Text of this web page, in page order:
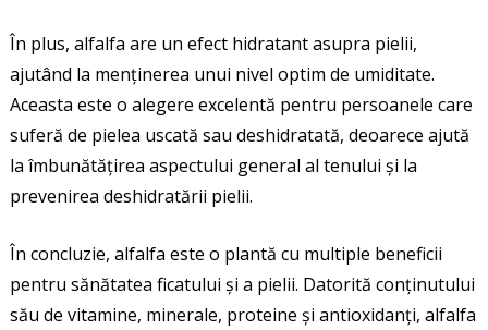
În plus, alfalfa are un efect hidratant asupra pielii,
ajutând la menținerea unui nivel optim de umiditate.
Aceasta este o alegere excelentă pentru persoanele care
suferă de pielea uscată sau deshidratată, deoarece ajută
la îmbunătățirea aspectului general al tenului și la
prevenirea deshidratării pielii.
În concluzie, alfalfa este o plantă cu multiple beneficii
pentru sănătatea ficatului și a pielii. Datorită conținutului
său de vitamine, minerale, proteine și antioxidanți, alfalfa